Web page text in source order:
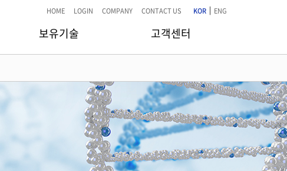
HOME LOGIN COMPANY CONTACT US KOR | ENG
보유기술 고객센터